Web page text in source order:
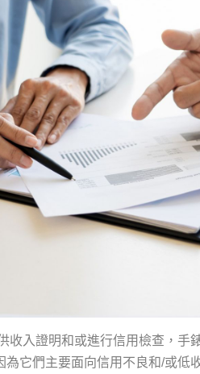
收入證明和或進行信用檢查，手
為它們主要面向信用不良和/或低